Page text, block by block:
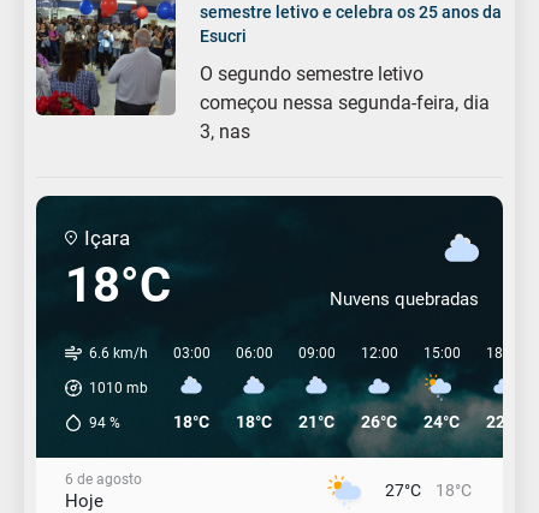
semestre letivo e celebra os 25 anos da
Esucri
O segundo semestre letivo
começou nessa segunda-feira, dia
3, nas
Içara
18°C Nuvens quebradas
6.6 km/h
1010 mb
94 %
03:00
18°C
06:00
18°C
09:00
21°C
12:00
26°C
15:00
24°C
18:00
22°C
6 de agosto
Hoje 27°C 18°C